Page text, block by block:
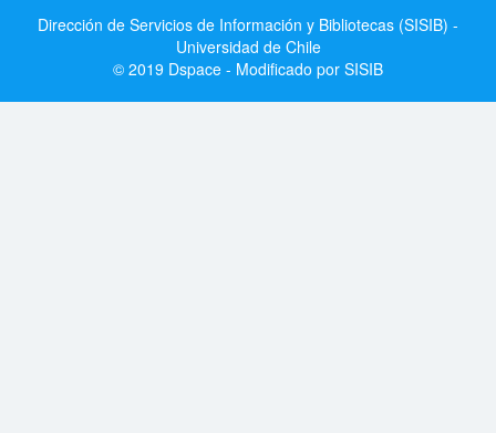
Dirección de Servicios de Información y Bibliotecas (SISIB) -
Universidad de Chile
© 2019 Dspace - Modificado por SISIB